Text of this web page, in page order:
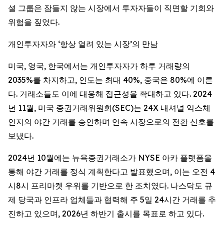
셜 그룹은 잠들지 않는 시장에서 투자자들이 직면할 기회와
위험을 짚었다.
개인투자자와 ‘항상 열려 있는 시장’의 만남
미국, 영국, 한국에서는 개인투자자가 하루 거래량의
2035%를 차지하고, 인도는 최대 40%, 중국은 80%에 이른
다. 거래소들도 이에 대응해 접근성을 확대하고 있다. 2024
년 11월, 미국 증권거래위원회(SEC)는 24X 내셔널 익스체
인지의 야간 거래를 승인하며 연속 시장으로의 전환 신호를
보냈다.
2024년 10월에는 뉴욕증권거래소가 NYSE 아카 플랫폼을
통해 야간 거래를 정식 계획한다고 발표했으며, 이는 오전 4
시8시 프리마켓 우위를 기반으로 한 조치였다. 나스닥도 규
제 당국과 인프라 업체들과 협력해 주 5일 24시간 거래를 추
진하고 있으며, 2026년 하반기 출시를 목표로 하고 있다.